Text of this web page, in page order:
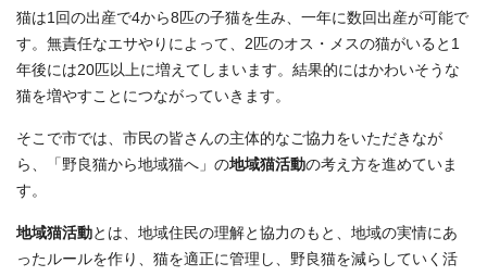
猫は1回の出産で4から8匹の子猫を生み、一年に数回出産が可能で
す。無責任なエサやりによって、2匹のオス・メスの猫がいると1
年後には20匹以上に増えてしまいます。結果的にはかわいそうな
猫を増やすことにつながっていきます。
そこで市では、市民の皆さんの主体的なご協力をいただきなが
ら、「野良猫から地域猫へ」の地域猫活動の考え方を進めていま
す。
地域猫活動とは、地域住民の理解と協力のもと、地域の実情にあ
ったルールを作り、猫を適正に管理し、野良猫を減らしていく活